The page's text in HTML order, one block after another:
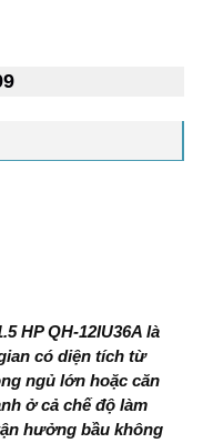
HP QH-12IU36A là
có diện tích từ
ngủ lớn hoặc căn
ở cả chế độ làm
hưởng bầu không